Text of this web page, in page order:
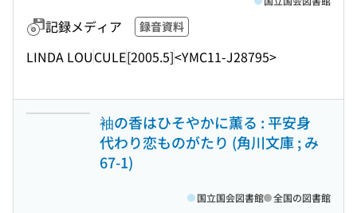
記録メディア 録音資料
LINDA LOUCULE[2005.5]<YMC11-J28795>
袖の香はひそやかに薫る : 平安身
代わり恋ものがたり (角川文庫 ; み
67-1)
国立国会図書館 全国の図書館